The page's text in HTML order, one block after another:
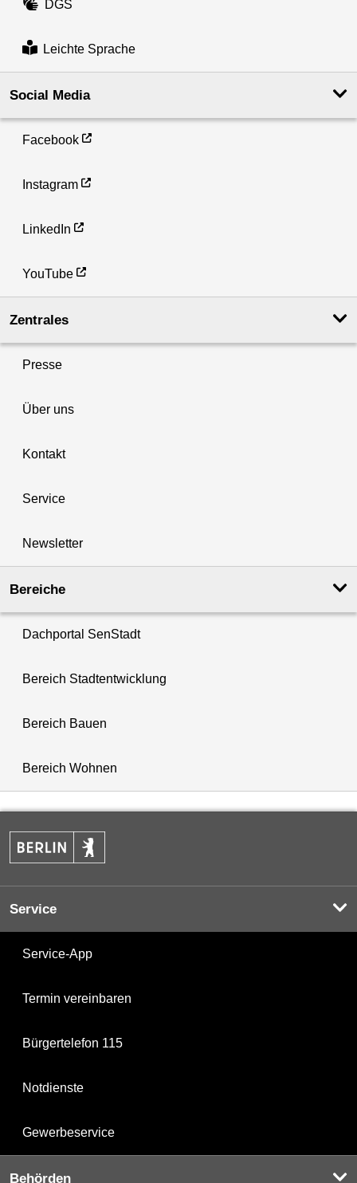
DGS
Leichte Sprache
Social Media
Facebook
Instagram
LinkedIn
YouTube
Zentrales
Presse
Über uns
Kontakt
Service
Newsletter
Bereiche
Dachportal SenStadt
Bereich Stadtentwicklung
Bereich Bauen
Bereich Wohnen
Service
Service-App
Termin vereinbaren
Bürgertelefon 115
Notdienste
Gewerbeservice
Behörden